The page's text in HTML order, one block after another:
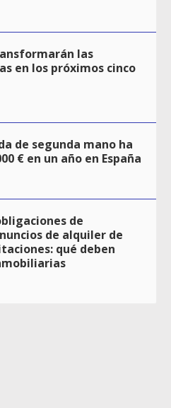
las
en los próximos cinco
de segunda mano ha
€ en un año en España
de
de alquiler de
qué deben